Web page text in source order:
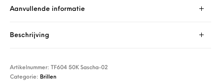
Aanvullende informatie
Beschrijving
Artikelnummer:
TF604 50K Sascha-02
Categorie: Brillen